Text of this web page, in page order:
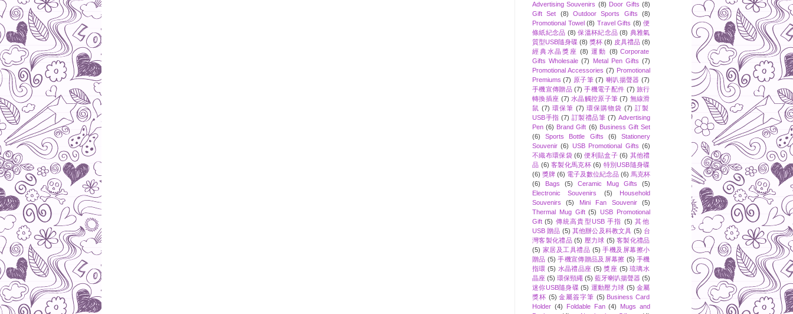
Advertising Souvenirs (8) Door Gifts (8)
Gift Set
(8) Outdoor Sports Gifts
(8)
Promotional Towel (8) Travel Gifts (8) 便
條紙紀念品 (8) 保溫杯紀念品 (8) 典雅氣
質型USB隨身碟 (8) 獎杯 (8) 皮具禮品 (8)
經典水晶獎座 (8) 運動 (8) Corporate
Gifts Wholesale (7) Metal Pen Gifts (7)
Promotional Accessories (7) Promotional
Premiums (7) 原子筆 (7) 喇叭揚聲器 (7)
手機宣傳贈品 (7) 手機電子配件 (7) 旅行
轉換插座 (7) 水晶觸控原子筆 (7) 無線滑
鼠 (7) 環保筆 (7) 環保購物袋 (7) 訂製
USB手指 (7) 訂製禮品筆 (7) Advertising
Pen (6) Brand Gift (6) Business Gift Set
(6)
Sports Bottle Gifts (6)
Stationery
Souvenir (6) USB Promotional Gifts (6)
不織布環保袋 (6) 便利貼盒子 (6) 其他禮
品 (6) 客製化馬克杯 (6) 特別USB隨身碟
(6) 獎牌 (6) 電子及數位紀念品 (6) 馬克杯
(6)
Bags (5) Ceramic Mug Gifts
(5)
Electronic Souvenirs
(5)
Household
Souvenirs
(5) Mini Fan Souvenir
(5)
Thermal Mug Gift (5)
USB Promotional
Gift (5) 傳統高貴型USB 手指 (5) 其他
USB 贈品 (5) 其他辦公及科教文具 (5) 台
灣客製化禮品 (5) 壓力球 (5) 客製化禮品
(5) 家居及工具禮品 (5) 手機及屏幕擦小
贈品 (5) 手機宣傳贈品及屏幕擦 (5) 手機
指環 (5) 水晶禮品座 (5) 獎座 (5) 琉璃水
晶座 (5) 環保頸繩 (5) 藍牙喇叭揚聲器 (5)
迷你USB隨身碟 (5) 運動壓力球 (5) 金屬
獎杯 (5) 金屬簽字筆 (5) Business Card
Holder (4) Foldable Fan (4)
Mugs and